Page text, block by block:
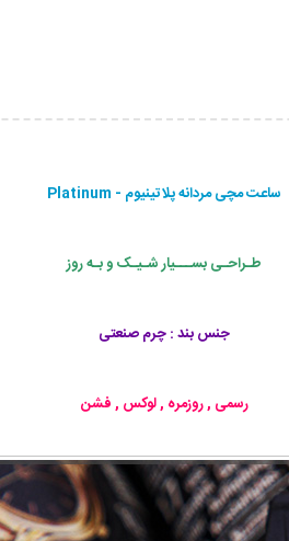
ساعت مچی مردانه پلاتینیوم - Platinum
طـراحـی بســـیار شـیـک و بـه روز
جنس بند : چرم صنعتی
رسمی , روزمره , لوکس , فشن